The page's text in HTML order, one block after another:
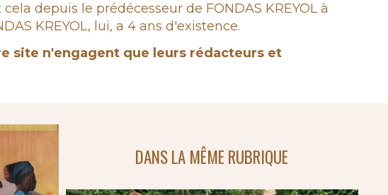
depuis le prédécesseur de FONDAS KREYOL à
KREYOL, lui, a 4 ans d'existence.
site n'engagent que leurs rédacteurs et
DANS LA MÊME RUBRIQUE